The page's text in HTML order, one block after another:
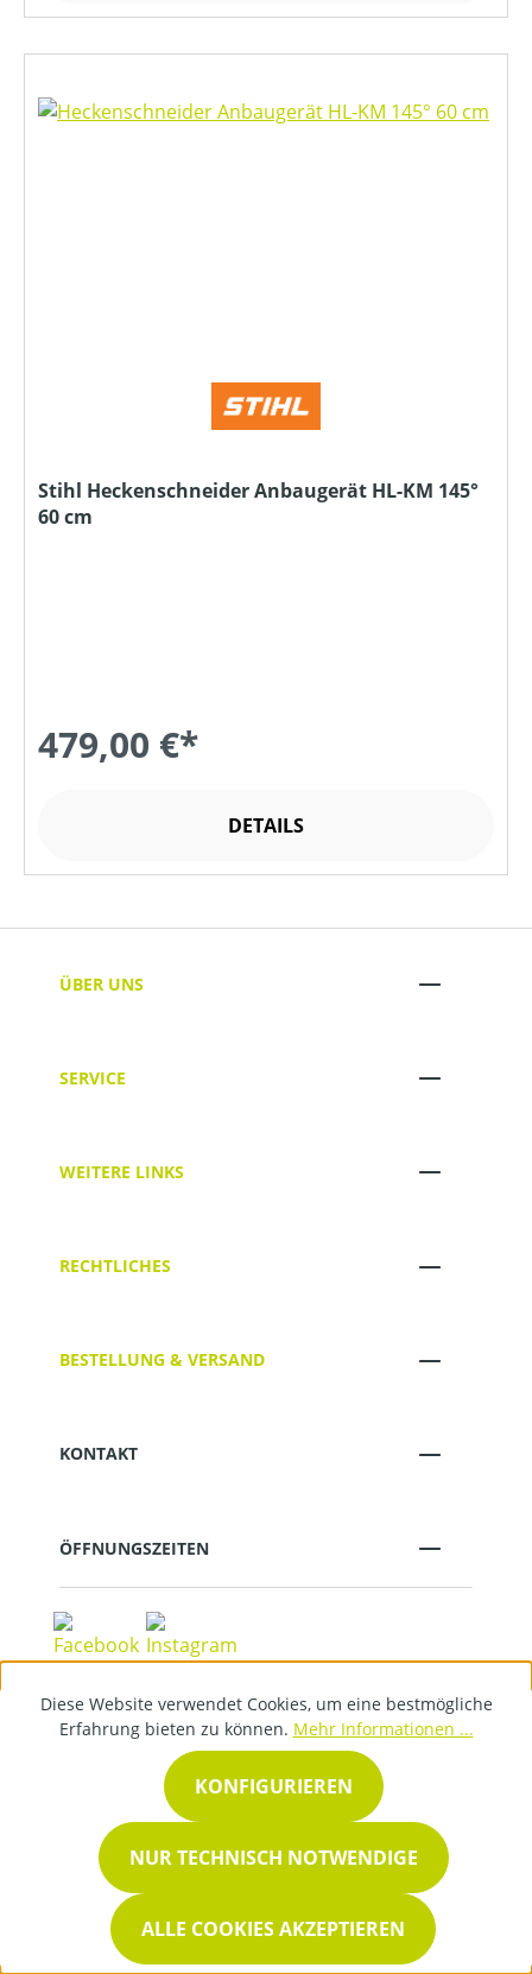
Stihl Heckenschneider Anbaugerät HL-KM 145°
60 cm
479,00 €*
DETAILS
ÜBER UNS
SERVICE
WEITERE LINKS
RECHTLICHES
BESTELLUNG & VERSAND
KONTAKT
ÖFFNUNGSZEITEN
VERTRAG WIDERRUFEN
Diese Website verwendet Cookies, um eine bestmögliche
Erfahrung bieten zu können. Mehr Informationen ...
NUR TECHNISCH NOTWENDIGE
KONFIGURIEREN
ALLE COOKIES AKZEPTIEREN